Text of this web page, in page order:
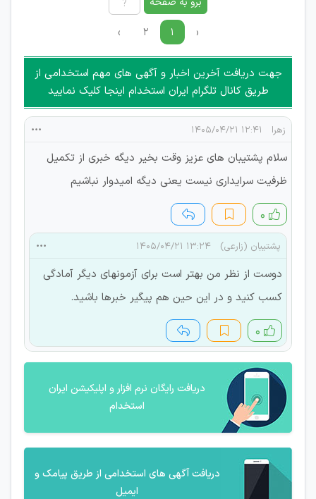
جمعی و چه فردی توسط کاربران سایت وجود ندارد.
‹ ۱ ۲ ›
جهت دریافت آخرین اخبار و آگهی های مهم استخدامی از
طریق کانال تلگرام ایران استخدام اینجا کلیک نمایید
زهرا ۱۲:۴۱ ۱۴۰۵/۰۴/۲۱
سلام پشتیبان های عزیز وقت بخیر دیگه خبری از تکمیل
ظرفیت سرایداری نیست یعنی دیگه امیدوار نباشیم
۰
پشتیبان (زارعی) ۱۳:۲۴ ۱۴۰۵/۰۴/۲۱
دوست از نظر من بهتر است برای آزمونهای دیگر آمادگی
کسب کنید و در این حین هم پیگیر خبرها باشید.
۰
دریافت رایگان نرم افزار و اپلیکیشن ایران
استخدام
دریافت آگهی های استخدامی از طریق پیامک و
ایمیل